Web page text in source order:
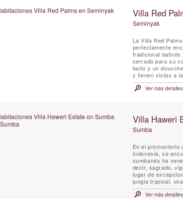
Villa Red
Seminyak
La Villa Red
perfectamente
tradicional
cerrado para su conveniencia
baño y un
y tienen vistas a la
Ver más detalles
Villa Haweri
Sumba
En el promontorio
Indonesia, se
sumbanés ha
decir, sagrado,
lugar de
jungla tropical, una
Ver más detalles